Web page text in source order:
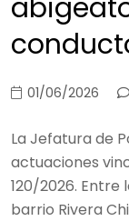
01/06/2026
La Jefatura de
actuaciones
120/2026. Entre
barrio Rivera